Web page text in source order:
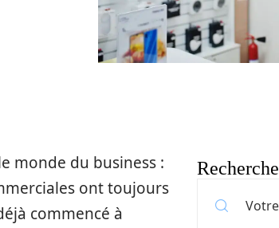
monde du business :
ont toujours
commencé à
Recherche